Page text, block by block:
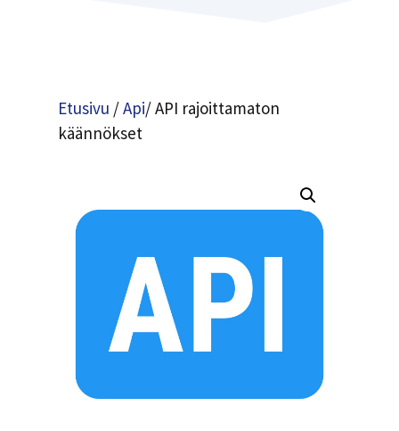
Etusivu /Api/ API rajoittamaton
käännökset